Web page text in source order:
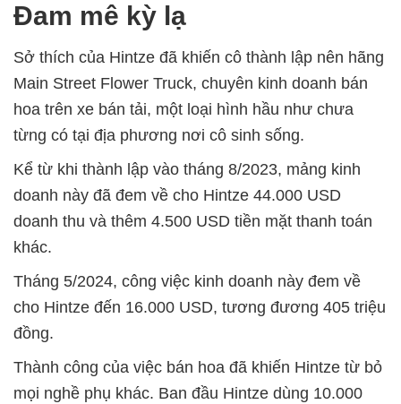
Đam mê kỳ lạ
Sở thích của Hintze đã khiến cô thành lập nên hãng
Main Street Flower Truck, chuyên kinh doanh bán
hoa trên xe bán tải, một loại hình hầu như chưa
từng có tại địa phương nơi cô sinh sống.
Kể từ khi thành lập vào tháng 8/2023, mảng kinh
doanh này đã đem về cho Hintze 44.000 USD
doanh thu và thêm 4.500 USD tiền mặt thanh toán
khác.
Tháng 5/2024, công việc kinh doanh này đem về
cho Hintze đến 16.000 USD, tương đương 405 triệu
đồng.
Thành công của việc bán hoa đã khiến Hintze từ bỏ
mọi nghề phụ khác. Ban đầu Hintze dùng 10.000